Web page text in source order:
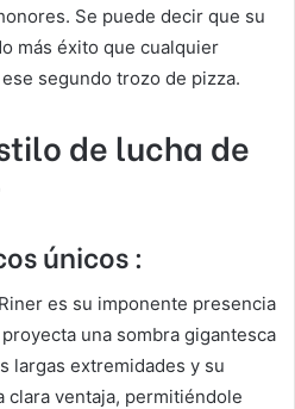
Se puede decir que su
más éxito que cualquier
segundo trozo de pizza.
de lucha de
únicos :
es su imponente presencia
una sombra gigantesca
largas extremidades y su
clara ventaja, permitiéndole